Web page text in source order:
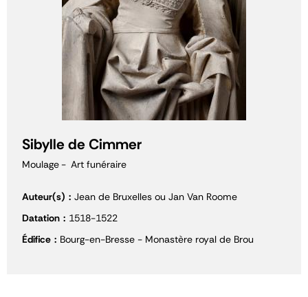
Sibylle de Cimmer
Moulage Art funéraire
Auteur(s)
Jean de Bruxelles ou Jan Van Roome
Datation
1518-1522
Édifice
Bourg-en-Bresse - Monastère royal de Brou